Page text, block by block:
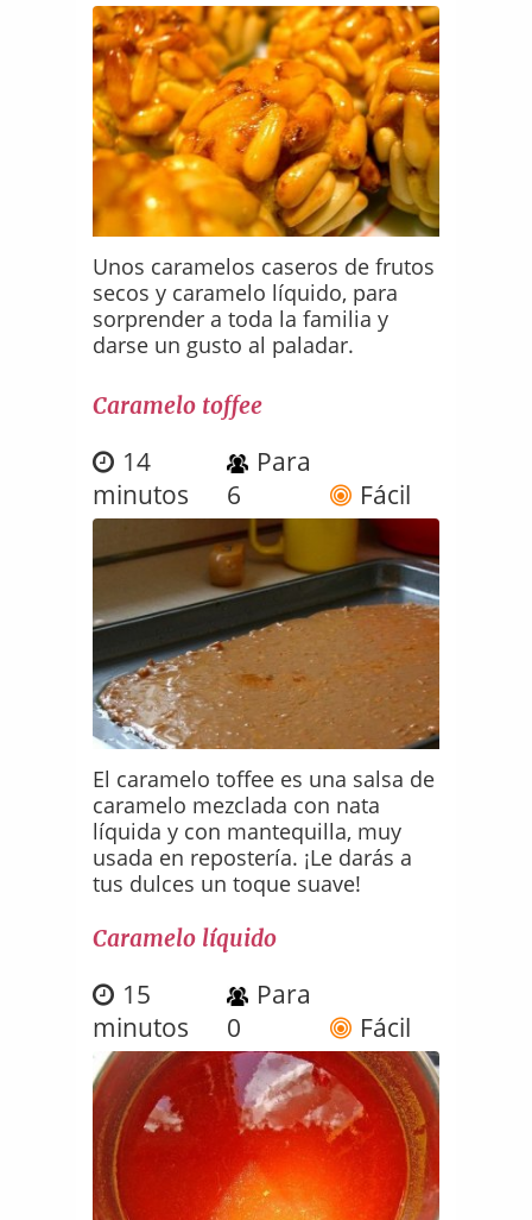
Unos caramelos caseros de frutos
secos y caramelo líquido, para
sorprender a toda la familia y
darse un gusto al paladar.
Caramelo toffee
14
minutos
Para
6
Fácil
El caramelo toffee es una salsa de
caramelo mezclada con nata
líquida y con mantequilla, muy
usada en repostería. ¡Le darás a
tus dulces un toque suave!
Caramelo líquido
15
minutos
Para
0
Fácil